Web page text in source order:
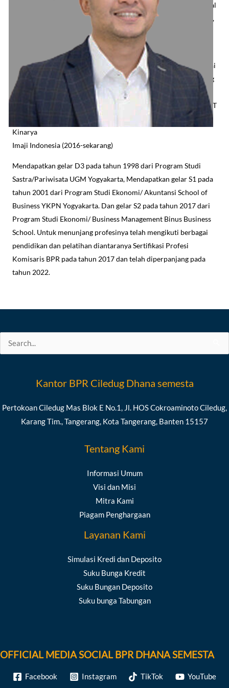
Berpengalaman lebih dari 14 tahun sebagai Marketing, dalam hal
pengembangan merk, aktivitas branding, marketing, komunikasi,
digital perusahaan, penyusunan, penggunaan, dan monitor
anggaran departemen marketing.
Meniti karier dari Perusahaan Toyota Rent a Car – TRAC sebagai
Sales & Marketing Supervisor (2002-2003), kemudian Marketing
Manager Philips Indonesia (2003-2011), Head of Marketing PT
AXA Services Indonesia (2011-2013), Chief Marketing Officer PT
Zurich Topas Life (2013-2016), Chief Executive Officer PT
Kinarya
Imaji Indonesia (2016-sekarang)
Mendapatkan gelar D3 pada tahun 1998 dari Program Studi
Sastra/Pariwisata UGM Yogyakarta, Mendapatkan gelar S1 pada
tahun 2001 dari Program Studi Ekonomi/ Akuntansi School of
Business YKPN Yogyakarta. Dan gelar S2 pada tahun 2017 dari
Program Studi Ekonomi/ Business Management Binus Business
School. Untuk menunjang profesinya telah mengikuti berbagai
pendidikan dan pelatihan diantaranya Sertifikasi Profesi
Komisaris BPR pada tahun 2017 dan telah diperpanjang pada
tahun 2022.
Search
Kantor BPR Ciledug Dhana semesta
Pertokoan Ciledug Mas Blok E No.1, Jl. HOS Cokroaminoto Ciledug,
Karang Tim., Tangerang, Kota Tangerang, Banten 15157
Tentang Kami
Informasi Umum
Visi dan Misi
Mitra Kami
Piagam Penghargaan
Layanan Kami
Simulasi Kredi dan Deposito
Suku Bunga Kredit
Suku Bungan Deposito
Suku bunga Tabungan
OFFICIAL MEDIA SOCIAL BPR DHANA SEMESTA
Facebook Instagram TikTok YouTube